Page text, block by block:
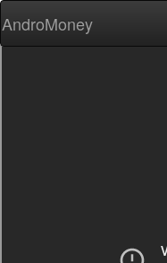
AndroMoney